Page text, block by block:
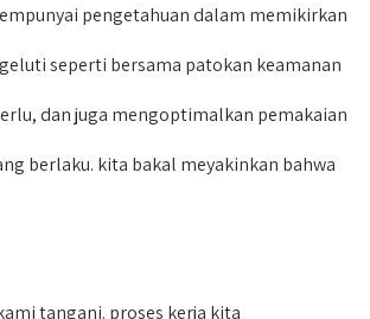
pengetahuan dalam memikirkan
seperti bersama patokan keamanan
dan juga mengoptimalkan pemakaian
berlaku. kita bakal meyakinkan bahwa
tangani. proses kerja kita